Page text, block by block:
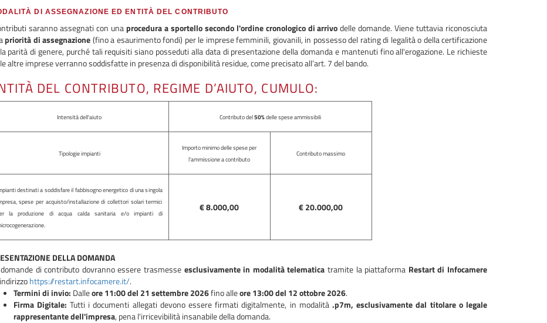
DI ASSEGNAZIONE ED ENTITÀ DEL CONTRIBUTO
saranno assegnati con unaprocedura a sportello secondo l'ordine cronologico di arrivodelle domande. Viene tuttavia riconosciuta
priorità di assegnazione(fino a esaurimento fondi) per le imprese femminili, giovanili, in possesso del rating di legalità o della certificazione
parità di genere, purché tali requisiti siano posseduti alla data di presentazione della domanda e mantenuti fino all'erogazione. Le richieste
altre imprese verranno soddisfatte in presenza di disponibilità residue, come precisato all’art. 7 del bando.
DEL CONTRIBUTO, REGIME D’AIUTO, CUMULO:
Intensità dell'aiuto Contributo del50%delle spese ammissibili
Tipologie impianti
Importo minimo delle spese per
l'ammissione a contributo
Contributo massimo
destinati a soddisfare il fabbisogno energetico di una singola
spese per acquisto/installazione di collettori solari termici
la produzione di acqua calda sanitaria e/o impianti di
€ 8.000,00 € 20.000,00
DELLA DOMANDA
di contributo dovranno essere trasmesse esclusivamente in modalità telematica tramite la piattaforma Restart di Infocamere
https://restart.infocamere.it/.
Termini di invio: Dalleore 11:00 del 21 settembre 2026fino alleore 13:00 del 12 ottobre 2026.
Firma Digitale: Tutti i documenti allegati devono essere firmati digitalmente, in modalità .p7m, esclusivamente dal titolare o legale
rappresentante dell'impresa, pena l'irricevibilità insanabile della domanda.